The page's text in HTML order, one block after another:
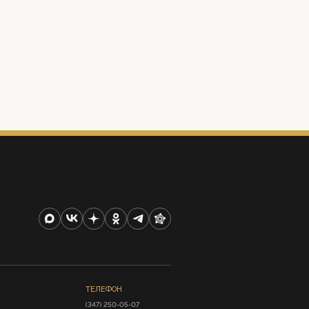
ТЕЛЕФОН
(347) 250-05-07